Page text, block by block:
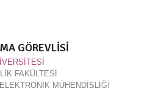
GÖREVLİSİ
FAKÜLTESİ
MÜHENDİSLİĞİ